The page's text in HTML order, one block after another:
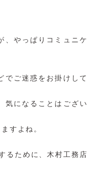
、やっぱりコミュニケ
でご迷惑をお掛けして
気になることはござい
すよね。
るために、木村工務店